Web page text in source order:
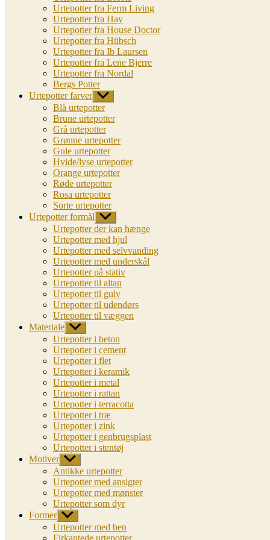
Urtepotter fra Ferm Living
Urtepotter fra Hay
Urtepotter fra House Doctor
Urtepotter fra Hübsch
Urtepotter fra Ib Laursen
Urtepotter fra Lene Bjerre
Urtepotter fra Nordal
Bergs Potter
Urtepotter farver Vis
undermenu
Blå urtepotter
Brune urtepotter
Grå urtepotter
Grønne urtepotter
Gule urtepotter
Hvide/lyse urtepotter
Orange urtepotter
Røde urtepotter
Rosa urtepotter
Sorte urtepotter
Urtepotter formål Vis
undermenu
Urtepotter der kan hænge
Urtepotter med hjul
Urtepotter med selvvanding
Urtepotter med underskål
Urtepotter på stativ
Urtepotter til altan
Urtepotter til gulv
Urtepotter til udendørs
Urtepotter til væggen
Materiale Vis
undermenu
Urtepotter i beton
Urtepotter i cement
Urtepotter i flet
Urtepotter i keramik
Urtepotter i metal
Urtepotter i rattan
Urtepotter i terracotta
Urtepotter i træ
Urtepotter i zink
Urtepotter i genbrugsplast
Urtepotter i stentøj
Motiver Vis
undermenu
Antikke urtepotter
Urtepotter med ansigter
Urtepotter med mønster
Urtepotter som dyr
Former Vis
undermenu
Urtepotter med ben
Firkantede urtepotter